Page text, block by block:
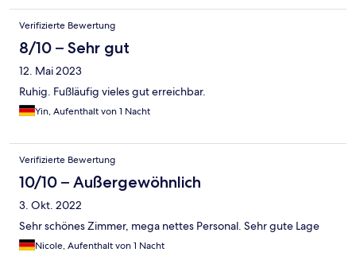
Verifizierte Bewertung
8/10 – Sehr gut
12. Mai 2023
Ruhig. Fußläufig vieles gut erreichbar.
Yin, Aufenthalt von 1 Nacht
Verifizierte Bewertung
10/10 – Außergewöhnlich
3. Okt. 2022
Sehr schönes Zimmer, mega nettes Personal. Sehr gute Lage
Nicole, Aufenthalt von 1 Nacht